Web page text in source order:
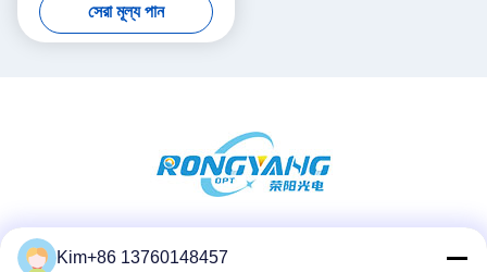
সেরা মূল্য পান
সোশ্যাল মিডিয়া
Kim+86 13760148457